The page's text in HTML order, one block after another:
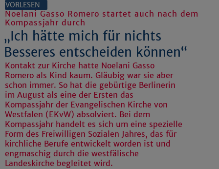
VORLESEN
Noelani Gasso Romero startet auch nach dem
Kompassjahr durch
„Ich hätte mich für nichts
Besseres entscheiden können“
Kontakt zur Kirche hatte Noelani Gasso
Romero als Kind kaum. Gläubig war sie aber
schon immer. So hat die gebürtige Berlinerin
im August als eine der Ersten das
Kompassjahr der Evangelischen Kirche von
Westfalen (EKvW) absolviert. Bei dem
Kompassjahr handelt es sich um eine spezielle
Form des Freiwilligen Sozialen Jahres, das für
kirchliche Berufe entwickelt worden ist und
engmaschig durch die westfälische
Landeskirche begleitet wird.